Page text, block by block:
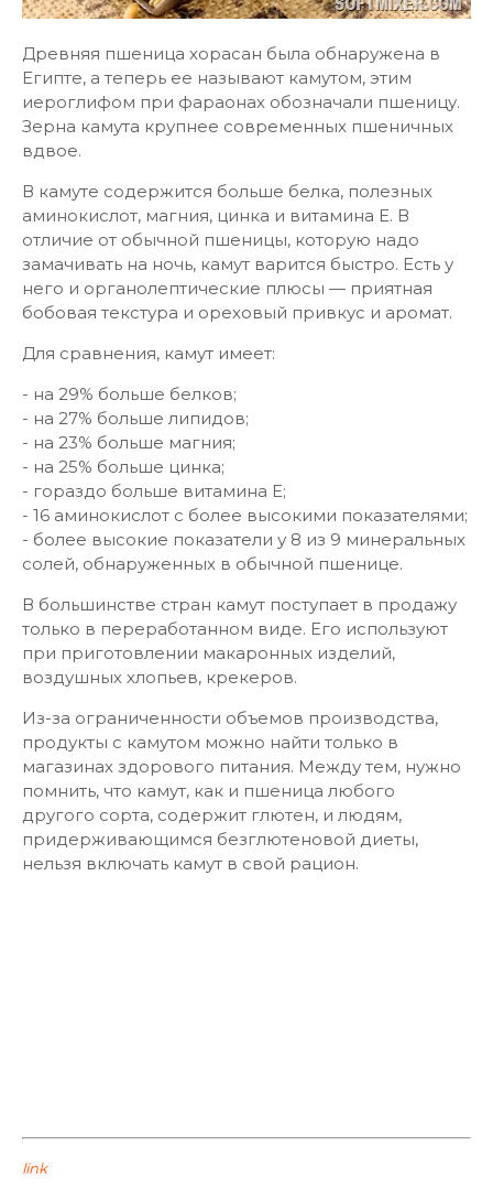
Древняя пшеница хорасан была обнаружена в
Египте, а теперь ее называют камутом, этим
иероглифом при фараонах обозначали пшеницу.
Зерна камута крупнее современных пшеничных
вдвое.
В камуте содержится больше белка, полезных
аминокислот, магния, цинка и витамина Е. В
отличие от обычной пшеницы, которую надо
замачивать на ночь, камут варится быстро. Есть у
него и органолептические плюсы — приятная
бобовая текстура и ореховый привкус и аромат.
Для сравнения, камут имеет:
- на 29% больше белков;
- на 27% больше липидов;
- на 23% больше магния;
- на 25% больше цинка;
- гораздо больше витамина Е;
- 16 аминокислот с более высокими показателями;
- более высокие показатели у 8 из 9 минеральных
солей, обнаруженных в обычной пшенице.
В большинстве стран камут поступает в продажу
только в переработанном виде. Его используют
при приготовлении макаронных изделий,
воздушных хлопьев, крекеров.
Из-за ограниченности объемов производства,
продукты с камутом можно найти только в
магазинах здорового питания. Между тем, нужно
помнить, что камут, как и пшеница любого
другого сорта, содержит глютен, и людям,
придерживающимся безглютеновой диеты,
нельзя включать камут в свой рацион.
link